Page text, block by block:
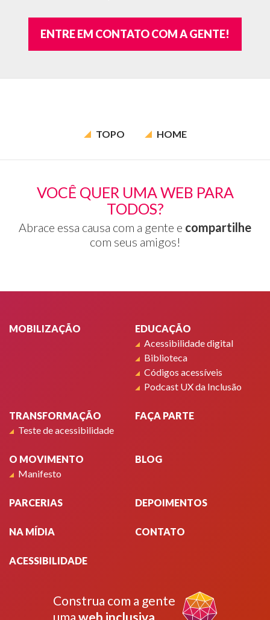
ENTRE EM CONTATO COM A GENTE!
TOPO HOME
VOCÊ QUER UMA WEB PARA
TODOS?
Abrace essa causa com a gente e compartilhe
com seus amigos!
MOBILIZAÇÃO
EDUCAÇÃO
Acessibilidade digital
Biblioteca
Códigos acessíveis
Podcast UX da Inclusão
TRANSFORMAÇÃO
Teste de acessibilidade
FAÇA PARTE
O MOVIMENTO
Manifesto
BLOG
PARCERIAS DEPOIMENTOS
NA MÍDIA CONTATO
ACESSIBILIDADE
Construa com a gente
uma web inclusiva